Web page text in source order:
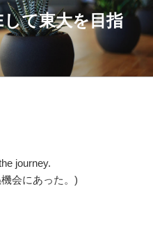
て東大を目指
journey.
会にあった。)